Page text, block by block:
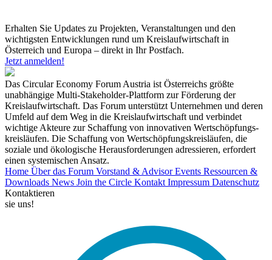
Erhalten Sie Updates zu Projekten, Veranstaltungen und den
wichtigsten Entwicklungen rund um Kreislaufwirtschaft in
Österreich und Europa – direkt in Ihr Postfach.
Jetzt anmelden!
Das Circular Economy Forum Austria ist Österreichs größte
unabhängige Multi-Stakeholder-Plattform zur Förderung der
Kreislaufwirtschaft. Das Forum unterstützt Unternehmen und deren
Umfeld auf dem Weg in die Kreislaufwirtschaft und verbindet
wichtige Akteure zur Schaffung von innovativen Wertschöpfungs-
kreisläufen. Die Schaffung von Wertschöpfungskreisläufen, die
soziale und ökologische Herausforderungen adressieren, erfordert
einen systemischen Ansatz.
Home Über das Forum Vorstand & AdvisorEvents Ressourcen &
Downloads News Join the Circle Kontakt Impressum Datenschutz
Kontaktieren
sie uns!